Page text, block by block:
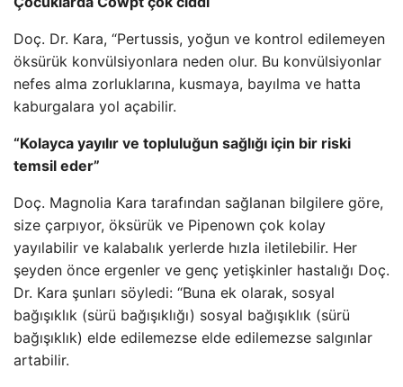
Doç. Dr. Kara, “Pertussis, yoğun ve kontrol edilemeyen
öksürük konvülsiyonlara neden olur. Bu konvülsiyonlar
nefes alma zorluklarına, kusmaya, bayılma ve hatta
kaburgalara yol açabilir.
“Kolayca yayılır ve topluluğun sağlığı için bir riski
temsil eder”
Doç. Magnolia Kara tarafından sağlanan bilgilere göre,
size çarpıyor, öksürük ve Pipenown çok kolay
yayılabilir ve kalabalık yerlerde hızla iletilebilir. Her
şeyden önce ergenler ve genç yetişkinler hastalığı Doç.
Dr. Kara şunları söyledi: “Buna ek olarak, sosyal
bağışıklık (sürü bağışıklığı) sosyal bağışıklık (sürü
bağışıklık) elde edilemezse elde edilemezse salgınlar
artabilir.